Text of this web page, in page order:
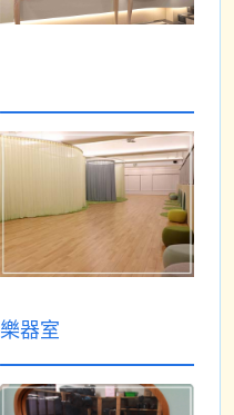
樂器室